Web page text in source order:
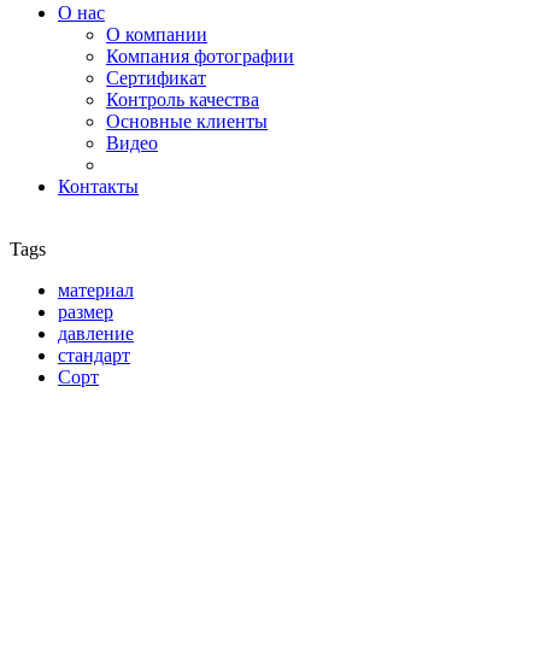
О нас
О компании
Компания фотографии
Сертификат
Контроль качества
Основные клиенты
Видео
Контакты
Tags
материал
размер
давление
стандарт
Сорт